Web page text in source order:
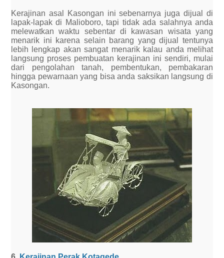
Kerajinan asal Kasongan ini sebenarnya juga dijual di
lapak-lapak di Malioboro, tapi tidak ada salahnya anda
melewatkan waktu sebentar di kawasan wisata yang
menarik ini karena selain barang yang dijual tentunya
lebih lengkap akan sangat menarik kalau anda melihat
langsung proses pembuatan kerajinan ini sendiri, mulai
dari pengolahan tanah, pembentukan, pembakaran
hingga pewarnaan yang bisa anda saksikan langsung di
Kasongan.